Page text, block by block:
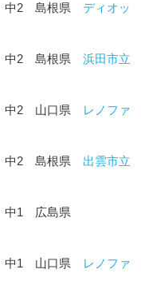
2 島根県 ディオッ
2 島根県 浜田市立
2 山口県
レノファ
2 島根県 出雲市立
1 広島県
1 山口県
レノファ